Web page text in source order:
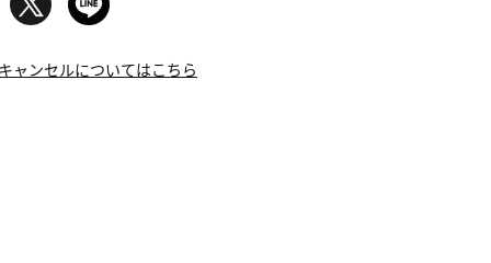
ャンセルについてはこちら